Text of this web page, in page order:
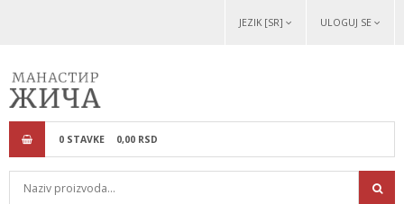
JEZIK [SR] ULOGUJ SE
0 STAVKE 0,00 RSD